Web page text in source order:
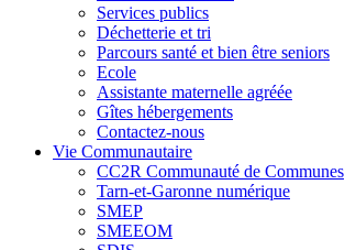
Services publics
Déchetterie et tri
Parcours santé et bien être seniors
Ecole
Assistante maternelle agréée
Gîtes hébergements
Contactez-nous
Vie Communautaire
CC2R Communauté de Communes
Tarn-et-Garonne numérique
SMEP
SMEEOM